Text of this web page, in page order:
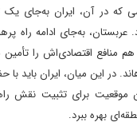
که در آن، ایران به‌جای یک
به‌جای ادامه راه
هم منافع اقتصادی‌اش را
در این میان، ایران باید با
موقعیت برای تثبیت نقش
بهره ببرد.